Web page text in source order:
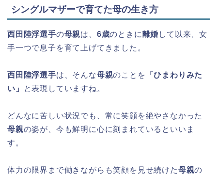
シングルマザーで育てた母の生き方
西田陸浮選手の母親は、 6歳のときに離婚 して以来、女
手一つで息子を育て上げてきました。
西田陸浮選手は、そんな母親のことを 「ひまわりみた
い」
と表現していますね。
どんなに苦しい状況でも、常に笑顔を絶やさなかった
母親の姿が、今も鮮明に心に刻まれているといいま
す。
体力の限界まで働きながらも笑顔を見せ続けた母親の